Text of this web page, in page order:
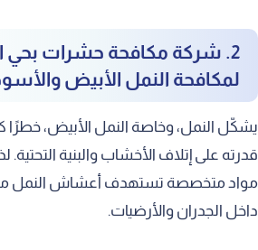
2. شركة مكافحة حشرات بحي
لمكافحة النمل الأبيض
يشكّل النمل، وخاصة النمل الأبيض، خطرًا
قدرته على إتلاف الأخشاب والبنية
مواد متخصصة تستهدف أعشاش النمل
داخل الجدران والأرضيات.